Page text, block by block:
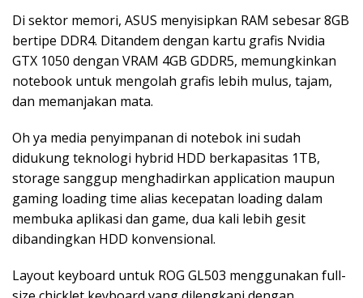
Di sektor memori, ASUS menyisipkan RAM sebesar 8GB
bertipe DDR4. Ditandem dengan kartu grafis Nvidia
GTX 1050 dengan VRAM 4GB GDDR5, memungkinkan
notebook untuk mengolah grafis lebih mulus, tajam,
dan memanjakan mata.
Oh ya media penyimpanan di notebok ini sudah
didukung teknologi hybrid HDD berkapasitas 1TB,
storage sanggup menghadirkan application maupun
gaming loading time alias kecepatan loading dalam
membuka aplikasi dan game, dua kali lebih gesit
dibandingkan HDD konvensional.
Layout keyboard untuk ROG GL503 menggunakan full-